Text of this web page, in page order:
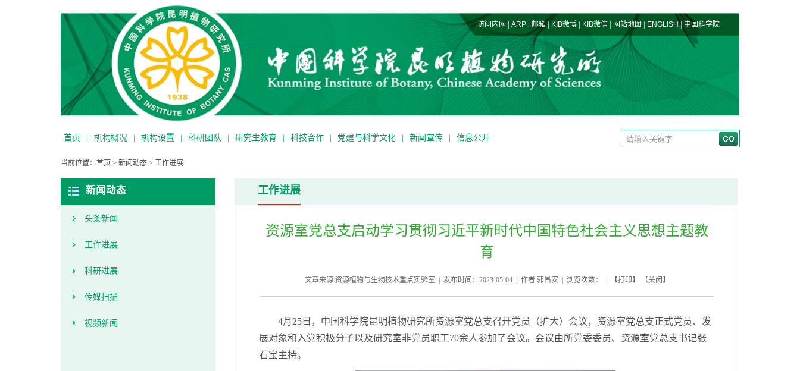
访问内网 | ARP | 邮箱|KIB微博 | KIB微信 | 网站地图 | ENGLISH| 中国科学院
首页 | 机构概况 | 机构设置 | 科研团队 | 研究生教育 | 科技合作 | 党建与科学文化 | 新闻宣传 | 信息公开
当前位置： 首页 > 新闻动态 > 工作进展
新闻动态
头条新闻
工作进展
科研进展
传媒扫描
视频新闻
工作进展
资源室党总支启动学习贯彻习近平新时代中国特色社会主义思想主题教
育
文章来源:资源植物与生物技术重点实验室 | 发布时间：2023-05-04 | 作者:郭昌安 | 浏览次数： | 【打印】 【关闭 】
4月25日，中国科学院昆明植物研究所资源室党总支召开党员（扩大）会议，资源室党总支正式党员、发
展对象和入党积极分子以及研究室非党员职工70余人参加了会议。会议由所党委委员、资源室党总支书记张
石宝主持。